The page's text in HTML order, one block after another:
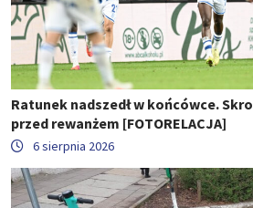
Ratunek nadszedł w końcówce.
przed rewanżem [FOTORELACJA]
6 sierpnia 2026